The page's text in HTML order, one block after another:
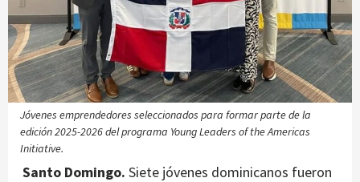
Jóvenes emprendedores seleccionados para formar parte de la
edición 2025-2026 del programa Young Leaders of the Americas
Initiative.
Santo Domingo. Siete jóvenes dominicanos fueron